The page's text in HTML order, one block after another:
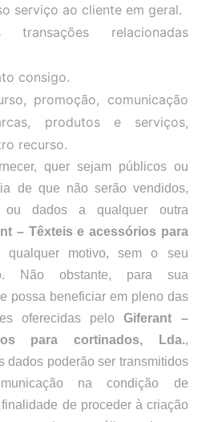
serviço ao cliente em geral.
transações relacionadas
consigo.
promoção, comunicação
produtos e serviços,
recurso.
quer sejam públicos ou
de que não serão vendidos,
ou dados a qualquer outra
– Têxteis e acessórios para
qualquer motivo, sem o seu
Não obstante, para sua
possa beneficiar em pleno das
oferecidas peloGiferant –
para cortinados, Lda.,
dados poderão ser transmitidos
na condição de
de proceder à criação